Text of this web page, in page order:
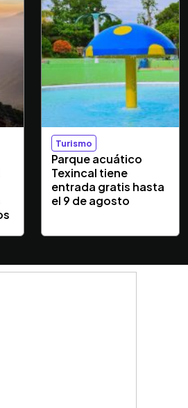
Turismo
Parque acuático
Texincal tiene
entrada gratis hasta
el 9 de agosto